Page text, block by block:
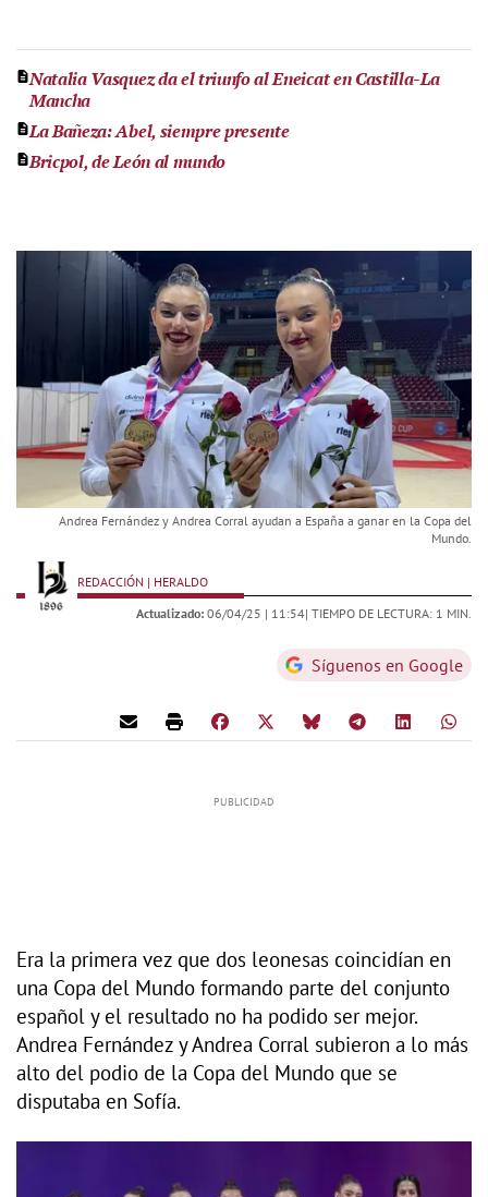
Natalia Vasquez da el triunfo al Eneicat en Castilla-La
Mancha
La Bañeza: Abel, siempre presente
Bricpol, de León al mundo
Andrea Fernández y Andrea Corral ayudan a España a ganar en la Copa del
Mundo.
REDACCIÓN | HERALDO
Actualizado: 06/04/25 | 11:54| TIEMPO DE LECTURA: 1 MIN.
Síguenos en Google
Era la primera vez que dos leonesas coincidían en
una Copa del Mundo formando parte del conjunto
español y el resultado no ha podido ser mejor.
Andrea Fernández y Andrea Corral subieron a lo más
alto del podio de la Copa del Mundo que se
disputaba en Sofía.